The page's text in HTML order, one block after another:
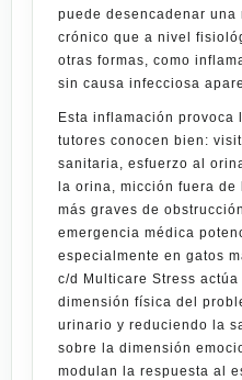
puede desencadenar una
crónico que a nivel
otras formas, como
sin causa infecciosa
Esta inflamación provoca
tutores conocen bien:
sanitaria, esfuerzo al
la orina, micción fuera de
más graves de
emergencia médica
especialmente en gatos
c/d Multicare Stress actúa
dimensión física del
urinario y reduciendo la
sobre la dimensión
modulan la respuesta al